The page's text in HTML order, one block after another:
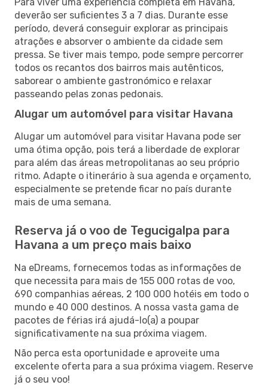
deverão ser suficientes 3 a 7 dias. Durante esse
período, deverá conseguir explorar as principais
atrações e absorver o ambiente da cidade sem
pressa. Se tiver mais tempo, pode sempre percorrer
todos os recantos dos bairros mais autênticos,
saborear o ambiente gastronómico e relaxar
passeando pelas zonas pedonais.
Alugar um automóvel para visitar Havana
Alugar um automóvel para visitar Havana pode ser
uma ótima opção, pois terá a liberdade de explorar
para além das áreas metropolitanas ao seu próprio
ritmo. Adapte o itinerário à sua agenda e orçamento,
especialmente se pretende ficar no país durante
mais de uma semana.
Reserva já o voo de Tegucigalpa para
Havana a um preço mais baixo
Na eDreams, fornecemos todas as informações de
que necessita para mais de 155 000 rotas de voo,
690 companhias aéreas, 2 100 000 hotéis em todo o
mundo e 40 000 destinos. A nossa vasta gama de
pacotes de férias irá ajudá-lo(a) a poupar
significativamente na sua próxima viagem.
Não perca esta oportunidade e aproveite uma
excelente oferta para a sua próxima viagem. Reserve
já o seu voo!